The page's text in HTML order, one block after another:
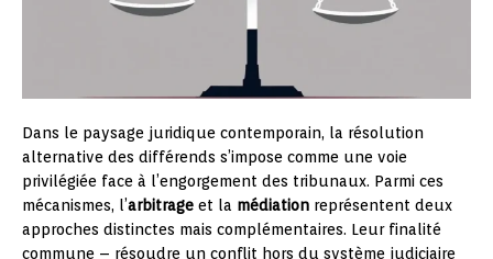
Dans le paysage juridique contemporain, la résolution
alternative des différends s’impose comme une voie
privilégiée face à l’engorgement des tribunaux. Parmi ces
mécanismes, l’arbitrage et la médiation représentent deux
approches distinctes mais complémentaires. Leur finalité
commune – résoudre un conflit hors du système judiciaire